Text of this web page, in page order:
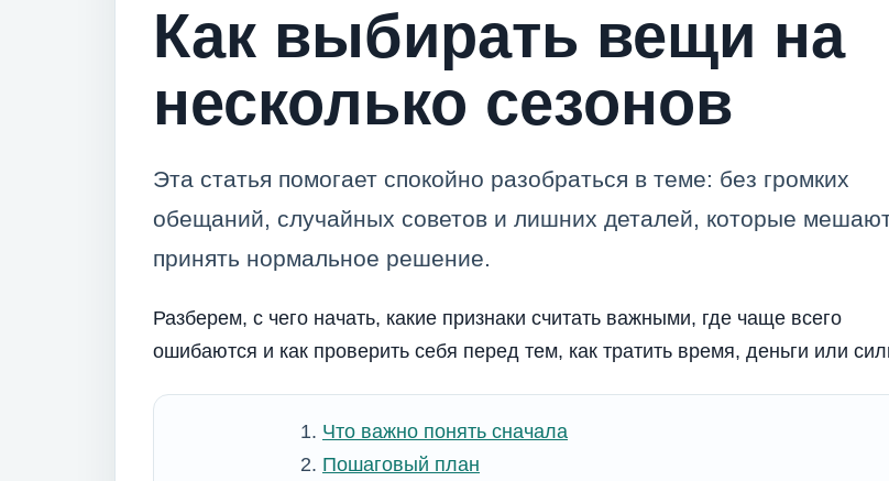
Как выбирать вещи на
несколько сезонов
Эта статья помогает спокойно разобраться в теме: без громких
обещаний, случайных советов и лишних деталей, которые
принять нормальное решение.
Разберем, с чего начать, какие признаки считать важными, где чаще всего
ошибаются и как проверить себя перед тем, как тратить время, деньги или
Что важно понять сначала
Пошаговый план